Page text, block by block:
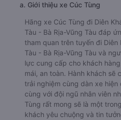
a. Giới thiệu xe Cúc Tùng
Hãng xe Cúc Tùng đi Diên
Tàu - Bà Rịa-Vũng Tàu đáp
tham quan trên tuyến đi Diên
Tàu - Bà Rịa-Vũng Tàu và
lực cung cấp cho khách
mái, an toàn. Hành khách sẽ
trải nghiệm cùng dàn xe hiện
cùng với đội ngũ nhân viên
Tùng rất mong sẽ là một
khách yêu chuộng và tin